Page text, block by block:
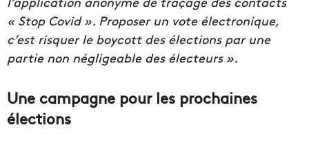
« Stop Covid ». Proposer un vote électronique,
c’est risquer le boycott des élections par une
partie non négligeable des électeurs ».
Une campagne pour les prochaines
élections